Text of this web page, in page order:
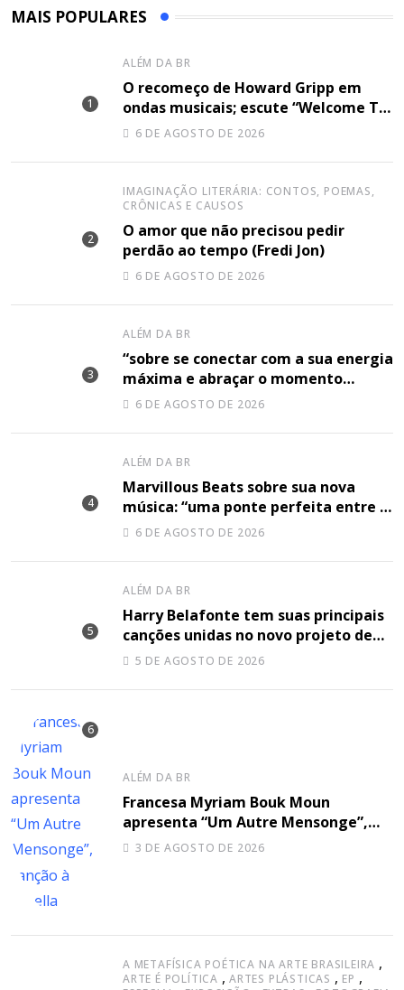
MAIS POPULARES
ALÉM DA BR
O recomeço de Howard Gripp em
ondas musicais; escute “Welcome To
Your Life”
6 DE AGOSTO DE 2026
IMAGINAÇÃO LITERÁRIA: CONTOS, POEMAS,
CRÔNICAS E CAUSOS
O amor que não precisou pedir
perdão ao tempo (Fredi Jon)
6 DE AGOSTO DE 2026
ALÉM DA BR
“sobre se conectar com a sua energia
máxima e abraçar o momento
plenamente”, disse Shery M sobre
6 DE AGOSTO DE 2026
ALÉM DA BR
Marvillous Beats sobre sua nova
música: “uma ponte perfeita entre o
hip-hop underground e a elegância
6 DE AGOSTO DE 2026
ALÉM DA BR
Harry Belafonte tem suas principais
canções unidas no novo projeto de
Sir5 DE AGOSTO DE 2026
ALÉM DA BR
Francesa Myriam Bouk Moun
apresenta “Um Autre Mensonge”,
canção à capella
3 DE AGOSTO DE 2026
A METAFÍSICA POÉTICA NA ARTE BRASILEIRA ,
ARTE É POLÍTICA , ARTES PLÁSTICAS , EP ,